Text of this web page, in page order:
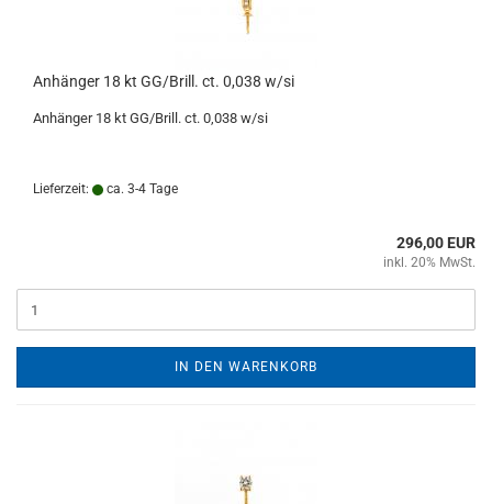
Anhänger 18 kt GG/Brill. ct. 0,038 w/si
Anhänger 18 kt GG/Brill. ct. 0,038 w/si
Lieferzeit: ca. 3-4 Tage
296,00 EUR
inkl. 20% MwSt.
IN DEN WARENKORB